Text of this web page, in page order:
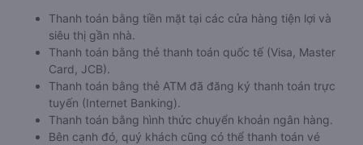
Thanh toán bằng tiền mặt tại các cửa hàng tiện lợi và
siêu thị gần nhà.
Thanh toán bằng thẻ thanh toán quốc tế (Visa, Master
Card, JCB).
Thanh toán bằng thẻ ATM đã đăng ký thanh toán trực
tuyến (Internet Banking).
Thanh toán bằng hình thức chuyển khoản ngân hàng.
Bên cạnh đó, quý khách cũng có thể thanh toán vé